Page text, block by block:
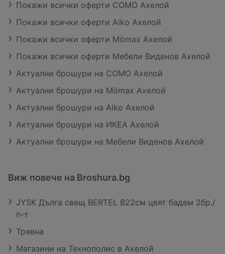
Покажи всички оферти COMO Ахелой
Покажи всички оферти Aiko Ахелой
Покажи всички оферти Mömax Ахелой
Покажи всички оферти Мебели Виденов Ахелой
Актуални брошури на COMO Ахелой
Актуални брошури на Mömax Ахелой
Актуални брошури на Aiko Ахелой
Актуални брошури на ИКЕА Ахелой
Актуални брошури на Мебели Виденов Ахелой
Виж повече на Broshura.bg
JYSK Дълга свещ BERTEL В22см цвят бадем 2бр./
п-т
Трявна
Магазини на Технополис в Ахелой